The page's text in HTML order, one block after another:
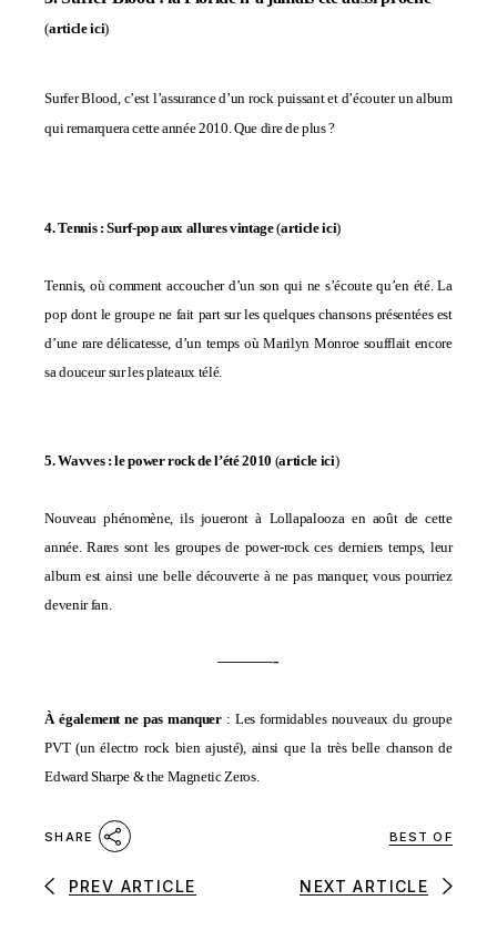
(article ici)
Surfer Blood, c’est l’assurance d’un rock puissant et d’écouter un album
qui remarquera cette année 2010. Que dire de plus ?
4. Tennis : Surf-pop aux allures vintage(article ici)
Tennis, où comment accoucher d’un son qui ne s’écoute qu’en été. La
pop dont le groupe ne fait part sur les quelques chansons présentées est
d’une rare délicatesse, d’un temps où Marilyn Monroe soufflait encore
sa douceur sur les plateaux télé.
5. Wavves : le power rock de l’été 2010 (article ici)
Nouveau phénomène, ils joueront à Lollapalooza en août de cette
année. Rares sont les groupes de power-rock ces derniers temps, leur
album est ainsi une belle découverte à ne pas manquer, vous pourriez
devenir fan.
———-
À également ne pas manquer: Les formidables nouveaux du groupe
PVT(un électro rock bien ajusté), ainsi que la très belle chanson de
Edward Sharpe & the Magnetic Zeros.
SHARE BEST OF
PREV ARTICLE NEXT ARTICLE